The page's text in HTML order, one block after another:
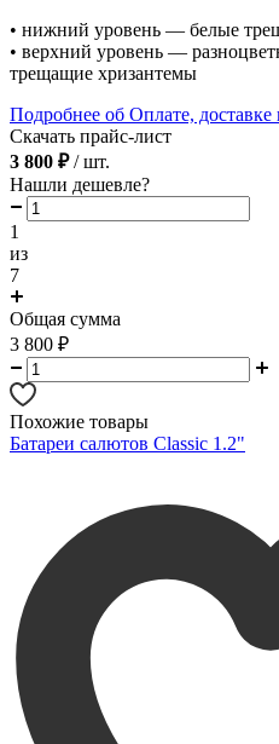
• нижний уровень — белые
• верхний уровень —
трещащие хризантемы
Подробнее об Оплате, доставке
Скачать прайс-лист
3 800 ₽ / шт.
Нашли дешевле?
1
из
7
Общая сумма
3 800 ₽
Похожие товары
Батареи салютов Classic 1.2"